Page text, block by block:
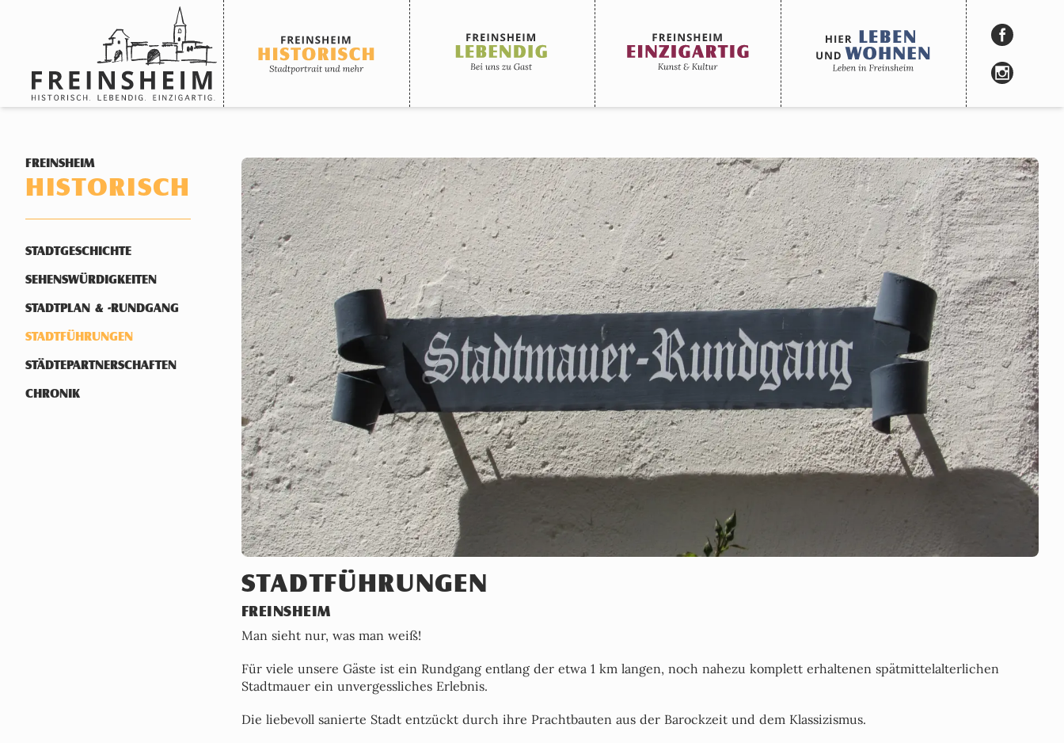
Historisch Lebendig EinzigArtig Hier LEBEN und WOHNEN
FREINSHEIM
HISTORISCH
STADTGESCHICHTE
SEHENSWÜRDIGKEITEN
STADTPLAN & -RUNDGANG
STADTFÜHRUNGEN
STÄDTEPARTNERSCHAFTEN
CHRONIK
STADTFÜHRUNGEN
FREINSHEIM
Man sieht nur, was man weiß!
Für viele unsere Gäste ist ein Rundgang entlang der etwa 1 km langen, noch nahezu komplett erhaltenen spätmittelalterlichen
Stadtmauer ein unvergessliches Erlebnis.
Die liebevoll sanierte Stadt entzückt durch ihre Prachtbauten aus der Barockzeit und dem Klassizismus.